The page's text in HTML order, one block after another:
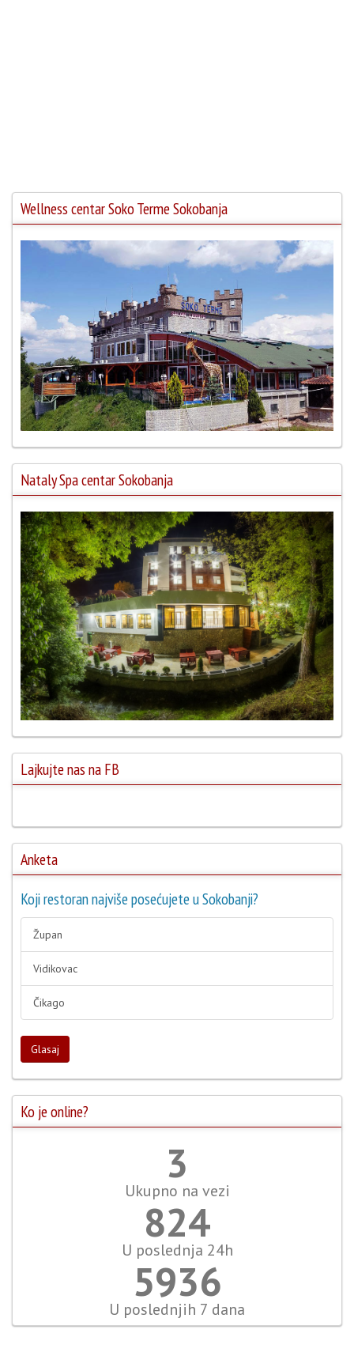
Wellness centar Soko Terme Sokobanja
Nataly Spa centar Sokobanja
Lajkujte nas na FB
Anketa
Koji restoran najviše posećujete u Sokobanji?
Župan
Vidikovac
Čikago
Glasaj
Ko je online?
3
Ukupno na vezi
915
U poslednja 24h
6596
U poslednjih 7 dana